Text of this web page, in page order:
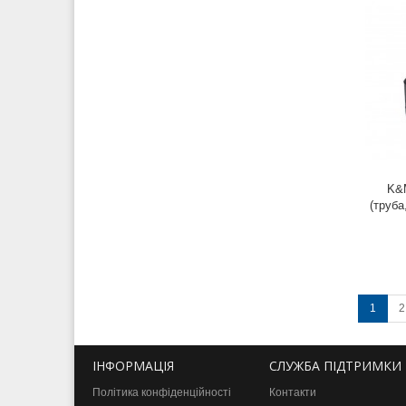
1 2
ІНФОРМАЦІЯ
Політика конфіденційності
СЛУЖБА ПІДТРИМКИ
Контакти